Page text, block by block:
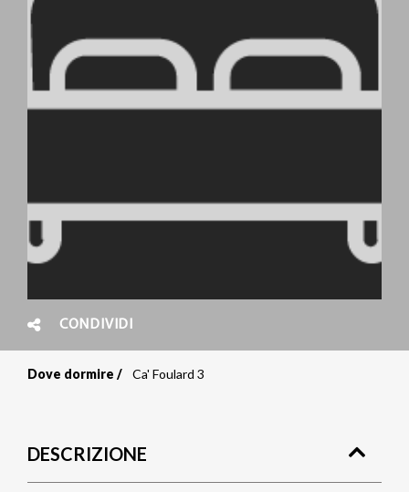
CONDIVIDI
pane
Dove dormire Ca' Foulard 3
DESCRIZIONE